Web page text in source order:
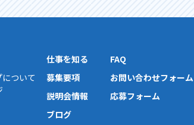
ついて
仕事を知る
募集要項
説明会情報
ブログ
FAQ
お問い合わせフォーム
応募フォーム